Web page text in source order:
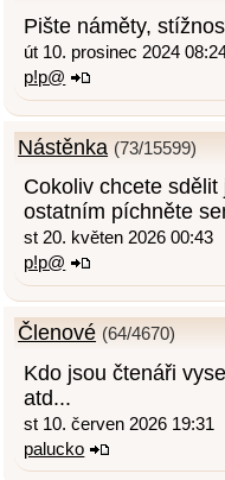
Pište náměty,
út 10. prosinec 2024
p!p@
Nástěnka (73/15599)
Cokoliv chcete
ostatním píchněte
st 20. květen 2026 00:43
p!p@
Členové (64/4670)
Kdo jsou čtenáři
atd...
st 10. červen 2026 19:31
palucko